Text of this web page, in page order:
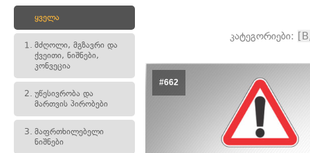
ყველა
1. მძღოლი, მგზავრი და
ქვეითი, ნიშნები,
კონვეცია
2. უწესივრობა და
მართვის პირობები
3. მაფრთხილებელი
ნიშნები
კატეგორიები:
#662